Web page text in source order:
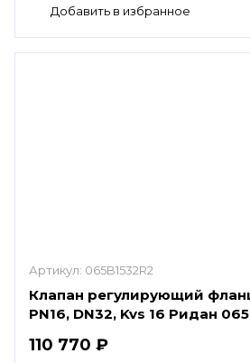
Артикул: 065B1532R2
Клапан регулирующий
PN16, DN32, Kvs 16 Ридан
110 770 ₽